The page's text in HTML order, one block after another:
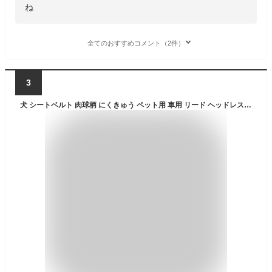
ね
全てのおすすめコメント（2件）
3
犬 シートベルト 肉球柄 にくきゅう ペット用 車用 リード ヘッドレスト取り付け ペット用シートベルト 飛び出し防止 助手席 後部座席 ドライブ 猫 ペット用品